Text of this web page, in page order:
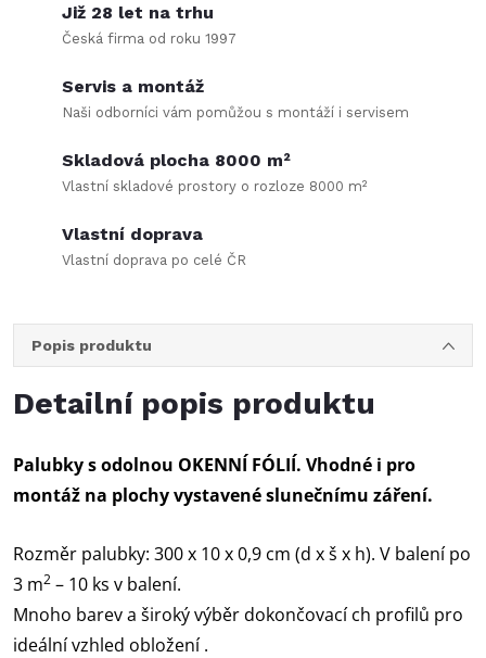
Již 28 let na trhu
Česká firma od roku 1997
Servis a montáž
Naši odborníci vám pomůžou s montáží i servisem
Skladová plocha 8000 m²
Vlastní skladové prostory o rozloze 8000 m²
Vlastní doprava
Vlastní doprava po celé ČR
Popis produktu
Detailní popis produktu
Palubky s odolnou OKENNÍ FÓLIÍ. Vhodné i pro
montáž na plochy vystavené slunečnímu záření.
Rozměr palubky: 300 x 10 x 0,9 cm (d x š x h). V balení po
3 m2 – 10 ks v balení.
Mnoho barev a široký výběr dokončovací ch profilů pro
ideální vzhled obložení .